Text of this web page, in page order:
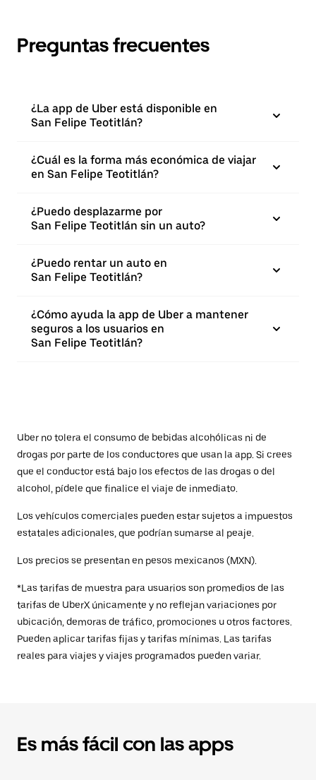
Preguntas frecuentes
¿La app de Uber está disponible en
San Felipe Teotitlán?
¿Cuál es la forma más económica de viajar
en San Felipe Teotitlán?
¿Puedo desplazarme por
San Felipe Teotitlán sin un auto?
¿Puedo rentar un auto en
San Felipe Teotitlán?
¿Cómo ayuda la app de Uber a mantener
seguros a los usuarios en
San Felipe Teotitlán?
Uber no tolera el consumo de bebidas alcohólicas ni de
drogas por parte de los conductores que usan la app. Si crees
que el conductor está bajo los efectos de las drogas o del
alcohol, pídele que finalice el viaje de inmediato.
Los vehículos comerciales pueden estar sujetos a impuestos
estatales adicionales, que podrían sumarse al peaje.
Los precios se presentan en pesos mexicanos (MXN).
*Las tarifas de muestra para usuarios son promedios de las
tarifas de UberX únicamente y no reflejan variaciones por
ubicación, demoras de tráfico, promociones u otros factores.
Pueden aplicar tarifas fijas y tarifas mínimas. Las tarifas
reales para viajes y viajes programados pueden variar.
Es más fácil con las apps